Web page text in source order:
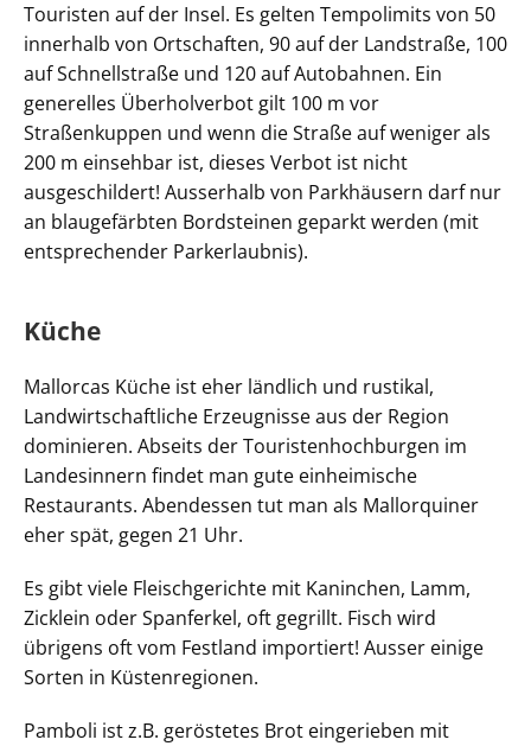
Touristen auf der Insel. Es gelten Tempolimits von 50
innerhalb von Ortschaften, 90 auf der Landstraße, 100
auf Schnellstraße und 120 auf Autobahnen. Ein
generelles Überholverbot gilt 100 m vor
Straßenkuppen und wenn die Straße auf weniger als
200 m einsehbar ist, dieses Verbot ist nicht
ausgeschildert! Ausserhalb von Parkhäusern darf nur
an blaugefärbten Bordsteinen geparkt werden (mit
entsprechender Parkerlaubnis).
Küche
Mallorcas Küche ist eher ländlich und rustikal,
Landwirtschaftliche Erzeugnisse aus der Region
dominieren. Abseits der Touristenhochburgen im
Landesinnern findet man gute einheimische
Restaurants. Abendessen tut man als Mallorquiner
eher spät, gegen 21 Uhr.
Es gibt viele Fleischgerichte mit Kaninchen, Lamm,
Zicklein oder Spanferkel, oft gegrillt. Fisch wird
übrigens oft vom Festland importiert! Ausser einige
Sorten in Küstenregionen.
Pamboli ist z.B. geröstetes Brot eingerieben mit